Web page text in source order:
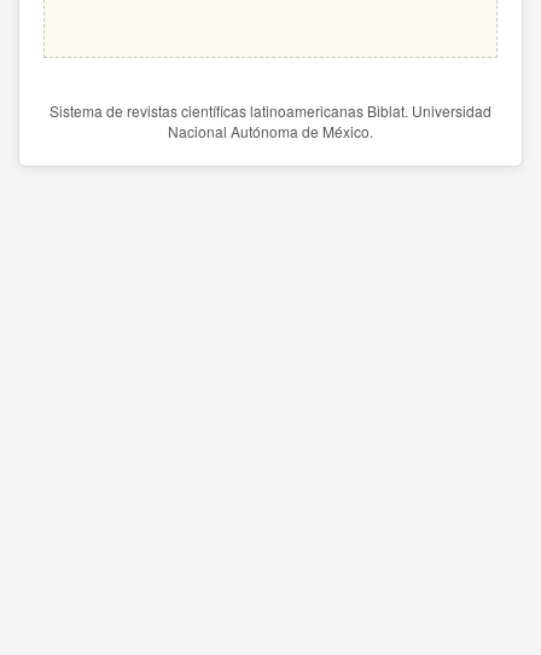
Sistema de revistas científicas latinoamericanas Biblat. Universidad
Nacional Autónoma de México.